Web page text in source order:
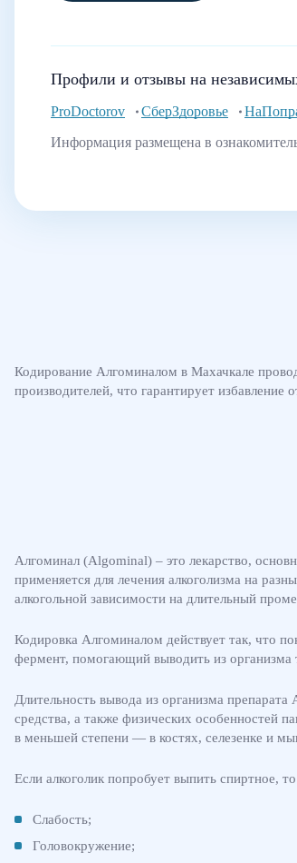
Профили и отзывы на
ProDoctorov СберЗдоровье
Информация размещена в
Кодирование Алгоминалом в Махачкале
производителей, что гарантирует избавление
Алгоминал (Algominal) – это лекарство,
применяется для лечения алкоголизма на
алкогольной зависимости на длительный
Кодировка Алгоминалом действует так, что
фермент, помогающий выводить из организма
Длительность вывода из организма
средства, а также физических особенностей
в меньшей степени — в костях, селезенке и
Если алкоголик попробует выпить спиртное,
Слабость;
Головокружение;